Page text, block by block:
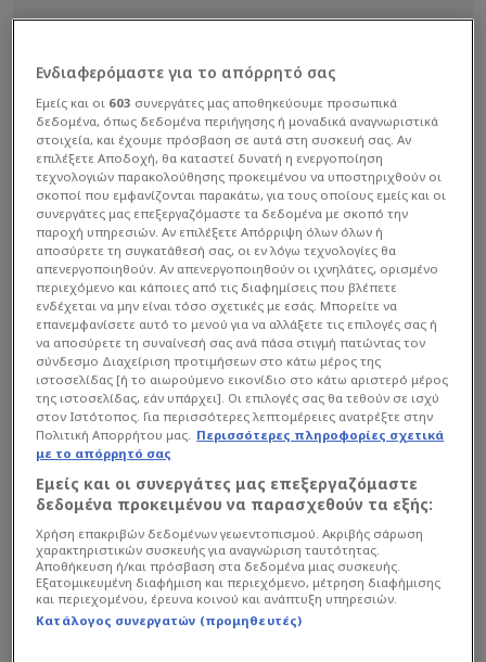
Γιατί το ματς με τηνΑΕΚήταν σχεδόν…
συμπύκνωση της χρονιάς του Δικεφάλου. Ένα
πρώτο ημίχρονο με νευρικότητα, κακές
Ενδιαφερόμαστε για το απόρρητό σας
Εμείς και οι 603 συνεργάτες μας αποθηκεύουμε προσωπικά
δεδομένα, όπως δεδομένα περιήγησης ή μοναδικά αναγνωριστικά
στοιχεία, και έχουμε πρόσβαση σε αυτά στη συσκευή σας. Αν
επιλέξετε Αποδοχή, θα καταστεί δυνατή η ενεργοποίηση
τεχνολογιών παρακολούθησης προκειμένου να υποστηριχθούν οι
σκοποί που εμφανίζονται παρακάτω, για τους οποίους εμείς και οι
συνεργάτες μας επεξεργαζόμαστε τα δεδομένα με σκοπό την
παροχή υπηρεσιών. Αν επιλέξετε Απόρριψη όλων όλων ή
αποσύρετε τη συγκατάθεσή σας, οι εν λόγω τεχνολογίες θα
απενεργοποιηθούν. Αν απενεργοποιηθούν οι ιχνηλάτες, ορισμένο
περιεχόμενο και κάποιες από τις διαφημίσεις που βλέπετε
ενδέχεται να μην είναι τόσο σχετικές με εσάς. Μπορείτε να
επανεμφανίσετε αυτό το μενού για να αλλάξετε τις επιλογές σας ή
να αποσύρετε τη συναίνεσή σας ανά πάσα στιγμή πατώντας τον
σύνδεσμο Διαχείριση προτιμήσεων στο κάτω μέρος της
ιστοσελίδας [ή το αιωρούμενο εικονίδιο στο κάτω αριστερό μέρος
της ιστοσελίδας, εάν υπάρχει]. Οι επιλογές σας θα τεθούν σε ισχύ
στον Ιστότοπος. Για περισσότερες λεπτομέρειες ανατρέξτε στην
Πολιτική Απορρήτου μας. Περισσότερες πληροφορίες σχετικά
με το απόρρητό σας
Εμείς και οι συνεργάτες μας επεξεργαζόμαστε
δεδομένα προκειμένου να παρασχεθούν τα εξής:
Χρήση επακριβών δεδομένων γεωεντοπισμού. Ακριβής σάρωση
χαρακτηριστικών συσκευής για αναγνώριση ταυτότητας.
Αποθήκευση ή/και πρόσβαση στα δεδομένα μιας συσκευής.
Εξατομικευμένη διαφήμιση και περιεχόμενο, μέτρηση διαφήμισης
και περιεχομένου, έρευνα κοινού και ανάπτυξη υπηρεσιών.
Κατάλογος συνεργατών (προμηθευτές)